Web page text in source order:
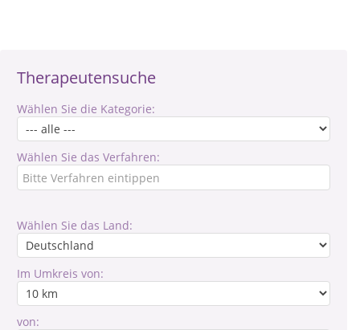
Therapeutensuche
Wählen Sie die Kategorie:
Wählen Sie das Verfahren:
Wählen Sie das Land:
Im Umkreis von:
von: